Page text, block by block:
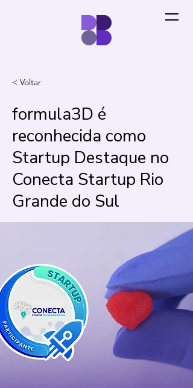
< Voltar
formula3D é
reconhecida como
Startup Destaque no
Conecta Startup Rio
Grande do Sul